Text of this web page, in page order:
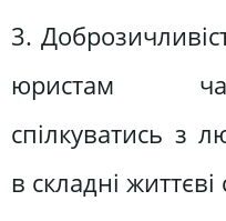
3.
юристам
спілкуватись з
в складні життєві